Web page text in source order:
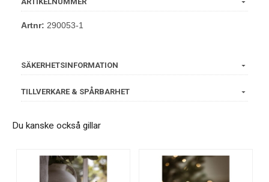
Artnr: 290053-1
SÄKERHETSINFORMATION
TILLVERKARE & SPÅRBARHET
Du kanske också gillar